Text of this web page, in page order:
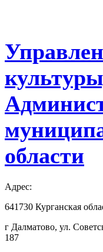
области
Адрес:
641730 Курганская
г Далматово, ул.
187